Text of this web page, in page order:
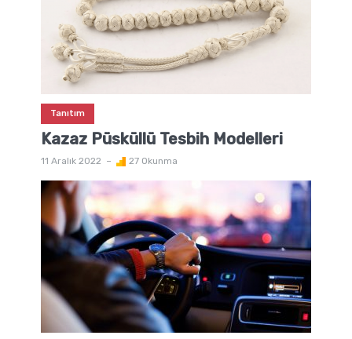
Tanıtım
Kazaz Püsküllü Tesbih Modelleri
11 Aralık 2022 27 Okunma